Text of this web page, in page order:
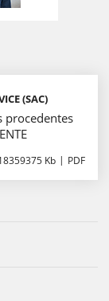
(SAC)
procedentes
Kb PDF